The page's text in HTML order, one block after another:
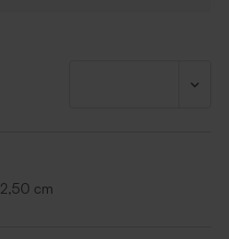
cm